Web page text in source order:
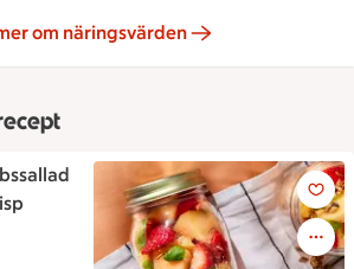
om näringsvärden
Melon- och jordgubbssallad